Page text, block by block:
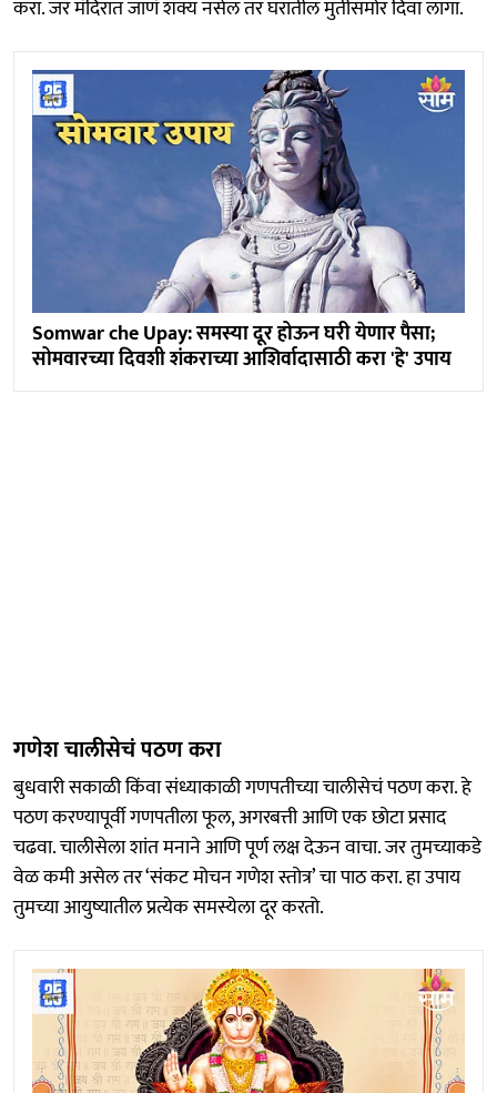
करा. जर मंदिरात जाणं शक्य नसेल तर घरातील मुर्तीसमोर दिवा लागा.
Somwar che Upay: समस्या दूर होऊन घरी येणार पैसा;
सोमवारच्या दिवशी शंकराच्या आशिर्वादासाठी करा 'हे' उपाय
गणेश चालीसेचं पठण करा
बुधवारी सकाळी किंवा संध्याकाळी गणपतीच्या चालीसेचं पठण करा. हे
पठण करण्यापूर्वी गणपतीला फूल, अगरबत्ती आणि एक छोटा प्रसाद
चढवा. चालीसेला शांत मनाने आणि पूर्ण लक्ष देऊन वाचा. जर तुमच्याकडे
वेळ कमी असेल तर ‘संकट मोचन गणेश स्तोत्र’ चा पाठ करा. हा उपाय
तुमच्या आयुष्यातील प्रत्येक समस्येला दूर करतो.